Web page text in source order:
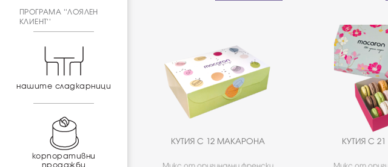
ПРОГРАМА ''ЛОЯЛЕН
КЛИЕНТ''
нашите сладкарници
корпоративни
продажби
КУТИЯ С 12 МАКАРОНА КУТИЯ С